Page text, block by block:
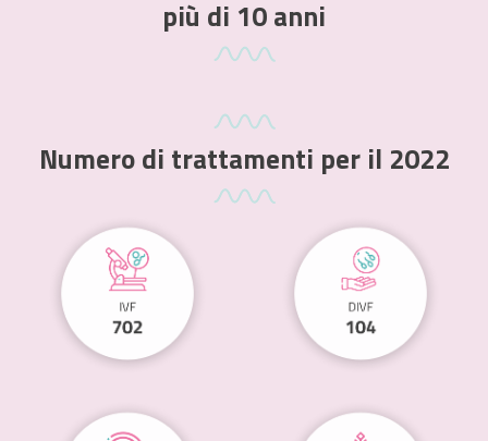
più di 10 anni
Numero di trattamenti per il 2022